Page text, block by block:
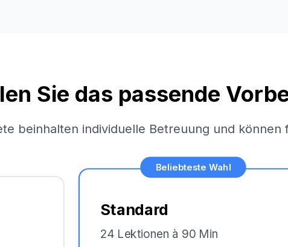
Sie das passende
beinhalten individuelle Betreuung und
Beliebteste Wahl
Standard
24 Lektionen à 90 Min